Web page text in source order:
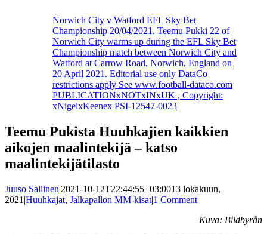
Norwich City v Watford EFL Sky Bet
Championship 20/04/2021. Teemu Pukki 22 of
Norwich City warms up during the EFL Sky Bet
Championship match between Norwich City and
Watford at Carrow Road, Norwich, England on
20 April 2021. Editorial use only DataCo
restrictions apply See www.football-dataco.com
PUBLICATIONxNOTxINxUK , Copyright:
xNigelxKeenex PSI-12547-0023
Teemu Pukista Huuhkajien kaikkien
aikojen maalintekijä – katso
maalintekijätilasto
Juuso Sallinen|2021-10-12T22:44:55+03:0013 lokakuun,
2021 |Huuhkajat, Jalkapallon MM-kisat|1 Comment
Kuva: Bildbyrån